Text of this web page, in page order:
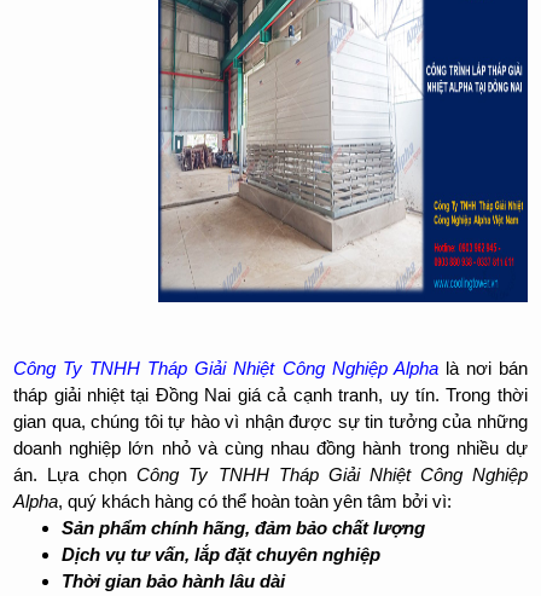
Công Ty TNHH Tháp Giải Nhiệt Công Nghiệp Alpha là nơi bán
tháp giải nhiệt tại Đồng Nai giá cả cạnh tranh, uy tín. Trong thời
gian qua, chúng tôi tự hào vì nhận được sự tin tưởng của những
doanh nghiệp lớn nhỏ và cùng nhau đồng hành trong nhiều dự
án. Lựa chọnCông Ty TNHH Tháp Giải Nhiệt Công Nghiệp
Alpha, quý khách hàng có thể hoàn toàn yên tâm bởi vì:
Sản phẩm chính hãng, đảm bảo chất lượng
Dịch vụ tư vấn, lắp đặt chuyên nghiệp
Thời gian bảo hành lâu dài